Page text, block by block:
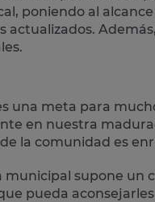
poniendo al
actualizados.
.
una meta para
en nuestra
la comunidad es
municipal supone un
pueda